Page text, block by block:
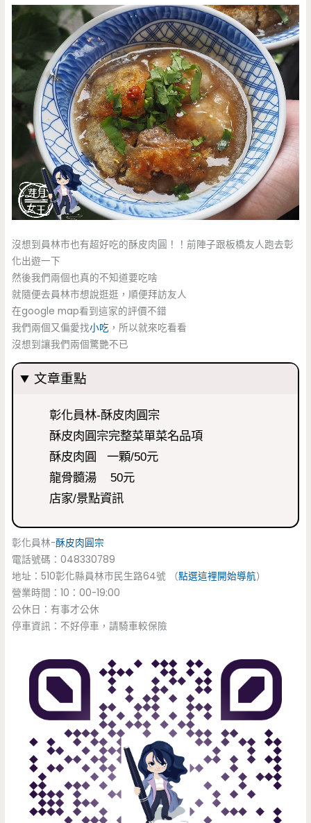
沒想到員林市也有超好吃的酥皮肉圓！！前陣子跟板橋友人跑去彰
化出遊一下
然後我們兩個也真的不知道要吃啥
就隨便去員林市想說逛逛，順便拜訪友人
在google map看到這家的評價不錯
我們兩個又偏愛找小吃 ，所以就來吃看看
沒想到讓我們兩個驚艷不已
文章重點
彰化員林-酥皮肉圓宗
酥皮肉圓宗完整菜單菜名品項
酥皮肉圓 一顆/50元
龍骨髓湯 50元
店家/景點資訊
彰化員林-酥皮肉圓宗
電話號碼：048330789
地址：510彰化縣員林市民生路64號 （點選這裡開始導航）
營業時間：10：00-19:00
公休日：有事才公休
停車資訊：不好停車，請騎車較保險